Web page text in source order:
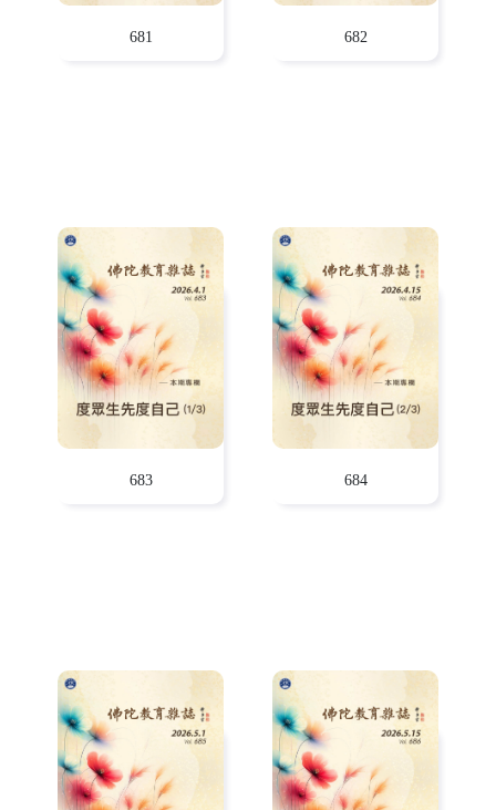
681 682
683 684